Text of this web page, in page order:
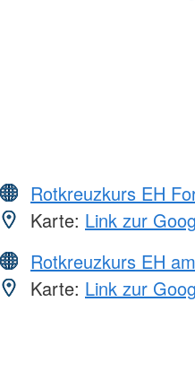
Rotkreuzkurs EH
Karte: Link zur
Rotkreuzkurs EH
Karte: Link zur